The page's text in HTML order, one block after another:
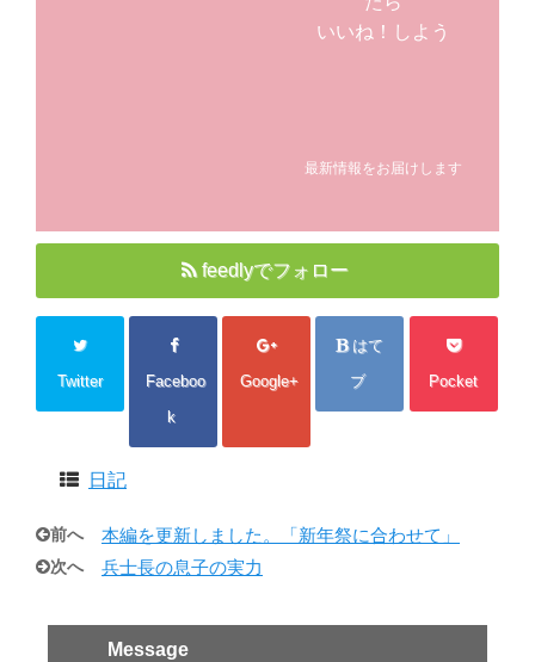
いいね！しよう
最新情報をお届けします
feedlyでフォロー
Twitter
Faceboo
k
Google+
はて
ブ
Pocket
日記
前へ 本編を更新しました。「新年祭に合わせて」
次へ 兵士長の息子の実力
Message